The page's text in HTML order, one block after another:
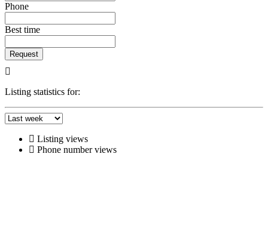
Phone
Best time
Request
Listing statistics for:
Listing views
Phone number views